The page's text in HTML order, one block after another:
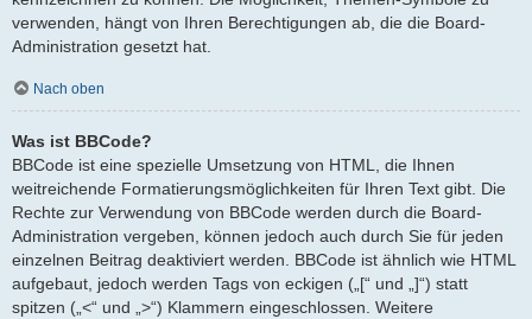
verwenden, hängt von Ihren Berechtigungen ab, die die Board-
Administration gesetzt hat.
Nach oben
Was ist BBCode?
BBCode ist eine spezielle Umsetzung von HTML, die Ihnen
weitreichende Formatierungsmöglichkeiten für Ihren Text gibt. Die
Rechte zur Verwendung von BBCode werden durch die Board-
Administration vergeben, können jedoch auch durch Sie für jeden
einzelnen Beitrag deaktiviert werden. BBCode ist ähnlich wie HTML
aufgebaut, jedoch werden Tags von eckigen („[“ und „]“) statt
spitzen („<“ und „>“) Klammern eingeschlossen. Weitere